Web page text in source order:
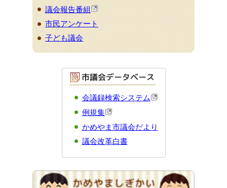
議会報告番組
市民アンケート
子ども議会
会議録検索システム
例規集
かめやま市議会だより
議会改革白書